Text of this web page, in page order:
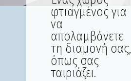
φτιαγμένος για
να
απολαμβάνετε
τη διαμονή σας,
όπως σας
ταιριάζει.